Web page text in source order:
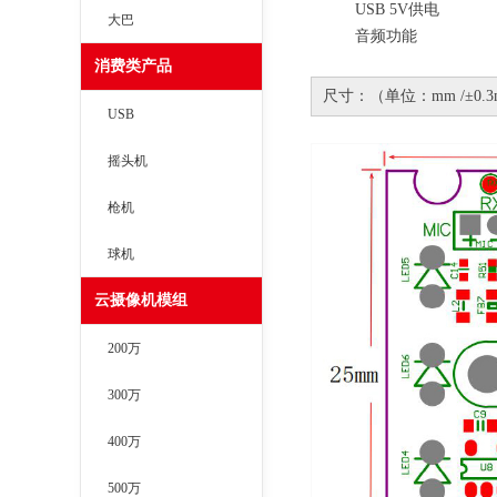
USB 5V供电
音频功能
尺寸：（单位：mm /
大巴
消费类产品
USB
摇头机
枪机
球机
云摄像机模组
200万
300万
400万
500万